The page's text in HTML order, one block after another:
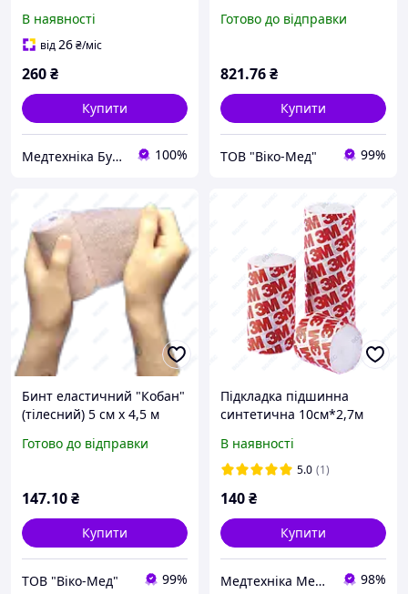
білий 7,6cм x 3.6м
В наявності
від26₴/міс
260₴
Купити
Медтехніка Буковина 100%
Готово до відправки
821.76₴
Купити
ТОВ "Віко-Мед" 99%
Бинт еластичний "Кобан"
(тілесний) 5 см х 4,5 м
Готово до відправки
147.10₴
Купити
ТОВ "Віко-Мед" 99%
Підкладка підшинна
синтетична 10см*2,7м
В наявності
5.0 (1)
140₴
Купити
Медтехніка Medzabota.com.ua 98%